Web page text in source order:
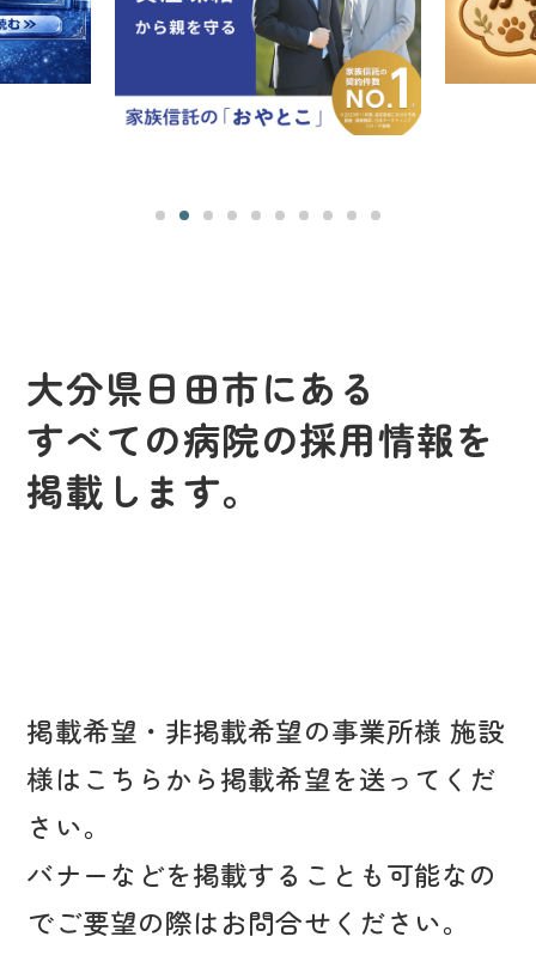
大分県日田市にある
すべての病院の採用情報を
掲載します。
掲載希望・非掲載希望の事業所様 施設
様はこちらから掲載希望を送ってくだ
さい。
バナーなどを掲載することも可能なの
でご要望の際はお問合せください。